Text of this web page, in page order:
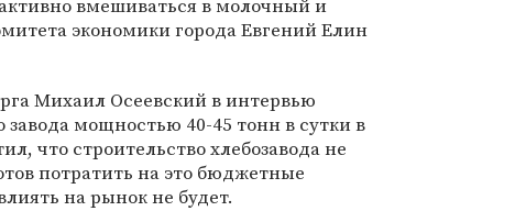
вмешиваться в молочный и
экономики города Евгений Елин
Михаил Осеевский в интервью
завода мощностью 40-45 тонн в сутки в
что строительство хлебозавода не
потратить на это бюджетные
на рынок не будет.